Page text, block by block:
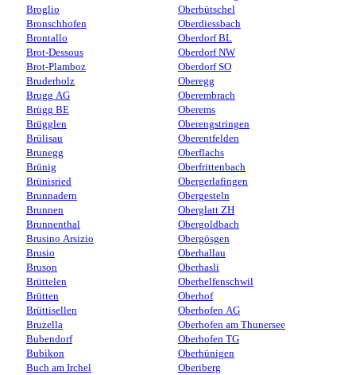
Broglio
Bronschhofen
Brontallo
Brot-Dessous
Brot-Plamboz
Bruderholz
Brugg AG
Brügg BE
Brügglen
Brülisau
Brunegg
Brünig
Brünisried
Brunnadern
Brunnen
Brunnenthal
Brusino Arsizio
Brusio
Bruson
Brüttelen
Brütten
Brüttisellen
Bruzella
Bubendorf
Bubikon
Buch am Irchel
Oberbütschel
Oberdiessbach
Oberdorf BL
Oberdorf NW
Oberdorf SO
Oberegg
Oberembrach
Oberems
Oberengstringen
Oberentfelden
Oberflachs
Oberfrittenbach
Obergerlafingen
Obergesteln
Oberglatt ZH
Obergoldbach
Obergösgen
Oberhallau
Oberhasli
Oberhelfenschwil
Oberhof
Oberhofen AG
Oberhofen am Thunersee
Oberhofen TG
Oberhünigen
Oberiberg